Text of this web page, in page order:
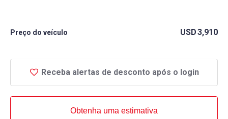
Preço do veículo USD3,910
Receba alertas de desconto após o login
Obtenha uma estimativa